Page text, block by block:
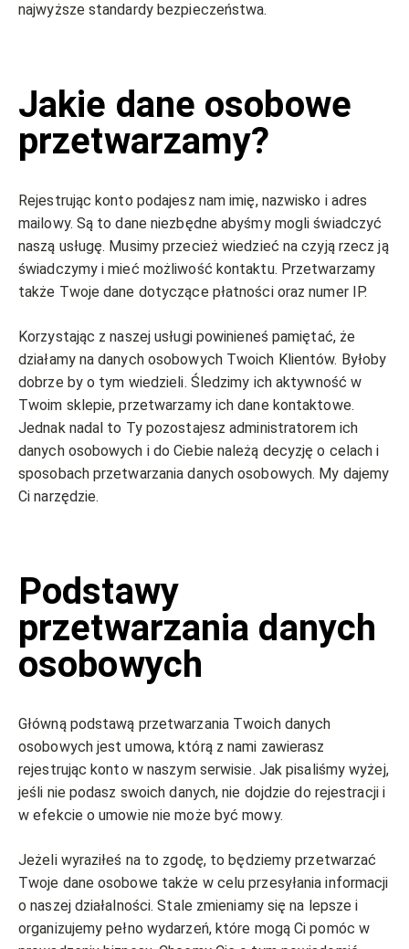
najwyższe standardy bezpieczeństwa.
Jakie dane osobowe
przetwarzamy?
Rejestrując konto podajesz nam imię, nazwisko i adres
mailowy. Są to dane niezbędne abyśmy mogli świadczyć
naszą usługę. Musimy przecież wiedzieć na czyją rzecz ją
świadczymy i mieć możliwość kontaktu. Przetwarzamy
także Twoje dane dotyczące płatności oraz numer IP.
Korzystając z naszej usługi powinieneś pamiętać, że
działamy na danych osobowych Twoich Klientów. Byłoby
dobrze by o tym wiedzieli. Śledzimy ich aktywność w
Twoim sklepie, przetwarzamy ich dane kontaktowe.
Jednak nadal to Ty pozostajesz administratorem ich
danych osobowych i do Ciebie należą decyzję o celach i
sposobach przetwarzania danych osobowych. My dajemy
Ci narzędzie.
Podstawy
przetwarzania danych
osobowych
Główną podstawą przetwarzania Twoich danych
osobowych jest umowa, którą z nami zawierasz
rejestrując konto w naszym serwisie. Jak pisaliśmy wyżej,
jeśli nie podasz swoich danych, nie dojdzie do rejestracji i
w efekcie o umowie nie może być mowy.
Jeżeli wyraziłeś na to zgodę, to będziemy przetwarzać
Twoje dane osobowe także w celu przesyłania informacji
o naszej działalności. Stale zmieniamy się na lepsze i
organizujemy pełno wydarzeń, które mogą Ci pomóc w